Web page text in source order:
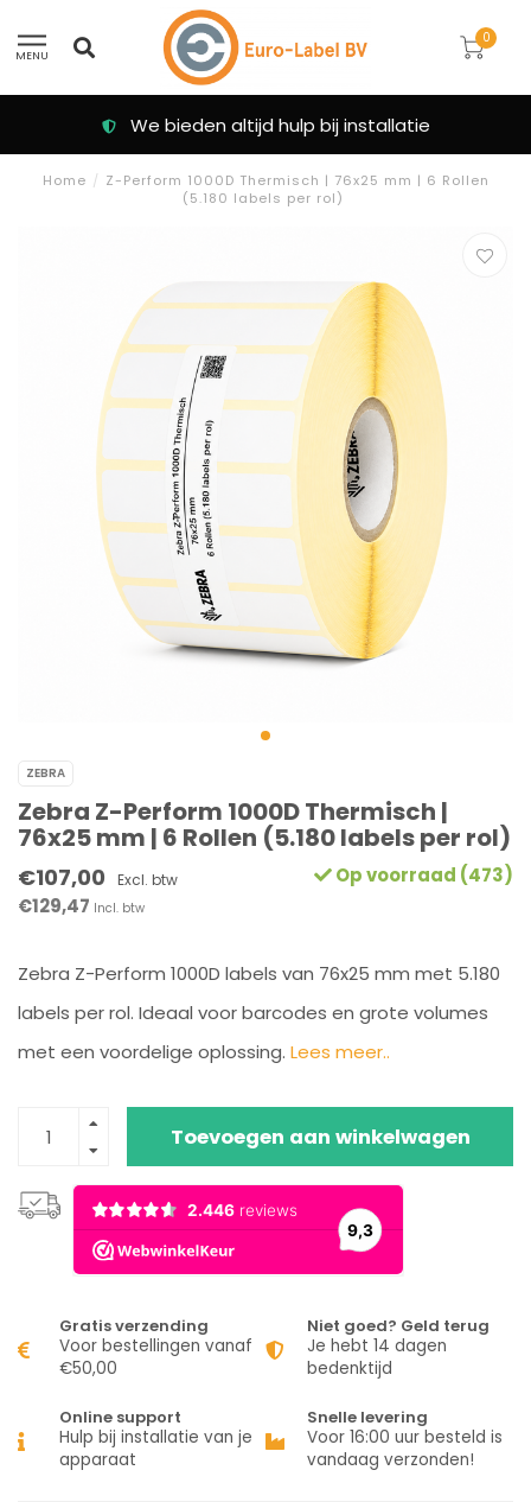
MENU
0
Klanten beoordelen ons met een 9.3
Home / Z-Perform 1000D Thermisch | 76x25 mm | 6 Rollen
(5.180 labels per rol)
ZEBRA
Zebra Z-Perform 1000D Thermisch |
76x25 mm | 6 Rollen (5.180 labels per rol)
€107,00 Excl. btw
€129,47 Incl. btw
Op voorraad (473)
Zebra Z-Perform 1000D labels van 76x25 mm met 5.180
labels per rol. Ideaal voor barcodes en grote volumes
met een voordelige oplossing. Lees meer..
Toevoegen aan winkelwagen
Gratis verzending
Voor bestellingen vanaf
€50,00
Niet goed? Geld terug
Je hebt 14 dagen
bedenktijd
Online support
Hulp bij installatie van je
apparaat
Snelle levering
Voor 16:00 uur besteld is
vandaag verzonden!